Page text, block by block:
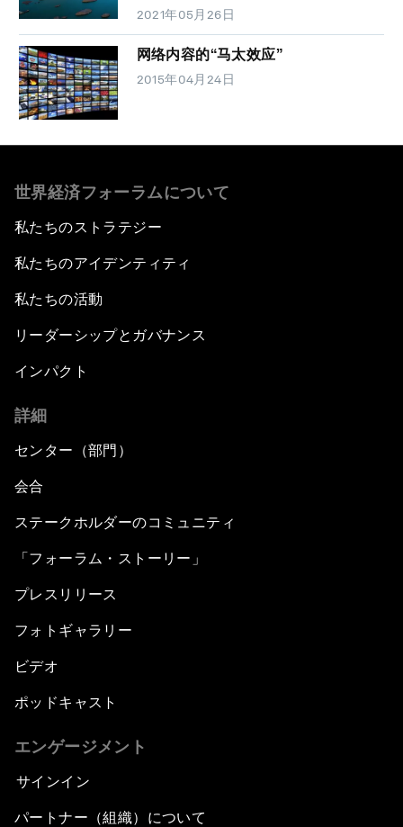
2021年05月26日
网络内容的“马太效应”
2015年04月24日
世界経済フォーラムについて
私たちのストラテジー
私たちのアイデンティティ
私たちの活動
リーダーシップとガバナンス
インパクト
詳細
センター（部門）
会合
ステークホルダーのコミュニティ
「フォーラム・ストーリー」
プレスリリース
フォトギャラリー
ビデオ
ポッドキャスト
エンゲージメント
サインイン
パートナー（組織）について